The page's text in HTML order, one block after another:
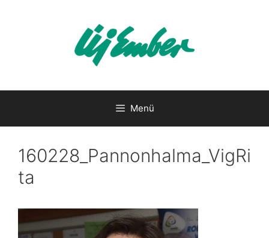
Menü
160228_Pannonhalma_VigRi
ta